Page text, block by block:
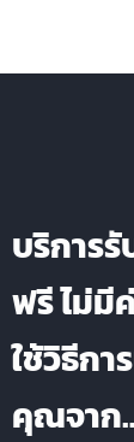
บริการ
ฟรี ไม่มี
ใช้วิธีกา
คุณจาก